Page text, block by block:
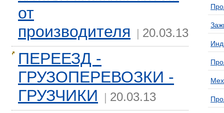
от
производителя | 20.03.13
ПЕРЕЕЗД -
ГРУЗОПЕРЕВОЗКИ -
ГРУЗЧИКИ | 20.03.13